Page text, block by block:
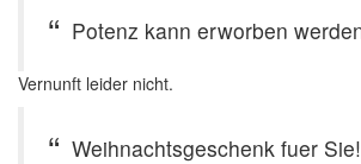
Potenz kann erworben
Vernunft leider nicht.
Weihnachtsgeschenk fuer Sie!